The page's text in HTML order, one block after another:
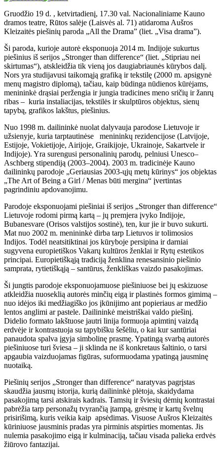
Gruodžio 19 d. , ketvirtadienį, 17.30 val. Nacionaliniame Kauno
dramos teatre, Rūtos salėje (Laisvės al. 71) atidaroma Aušros
Kleizaitės piešinių paroda „All the Drama” (liet. „Visa drama”).
Ši paroda, kurioje autorė eksponuoja 2014 m. Indijoje sukurtus
piešinius iš serijos „Stronger than difference“ (liet. „Stipriau nei
skirtumas“), atskleidžia tik vieną jos daugiabriaunės kūrybos dalį.
Nors yra studijavusi taikomąją grafiką ir tekstilę (2000 m. apsigynė
menų magistro diplomą), tačiau, kaip būdinga nūdienos kūrėjams,
menininkė drąsiai peržengia ir jungia tradicines meno sričių ir žanrų
ribas – kuria instaliacijas, tekstilės ir skulptūros objektus, sienų
tapybą, grafikos lakštus, piešinius.
Nuo 1998 m. dailininkė nuolat dalyvauja parodose Lietuvoje ir
užsienyje, kuria tarptautinėse menininkų rezidencijose (Latvijoje,
Estijoje, Vokietijoje, Airijoje, Graikijoje, Ukrainoje, Sakartvele ir
Indijoje). Yra surengusi personalinių parodų, pelniusi Unesco–
Aschberg stipendiją (2003–2004). 2003 m. tradicinėje Kauno
dailininkų parodoje „Geriausias 2003-ųjų metų kūrinys“ jos objektas
„The Art of Being a Girl / Menas būti mergina“ įvertintas
pagrindiniu apdovanojimu.
Parodoje eksponuojami piešiniai iš serijos „Stronger than difference“
Lietuvoje rodomi pirmą kartą – jų premjera įvyko Indijoje,
Bubanesvare (Orisos valstijos sostinė), ten, kur jie ir buvo sukurti.
Mat nuo 2002 m. menininkė dirba tarp Lietuvos ir tolimosios
Indijos. Todėl neatsitiktinai jos kūryboje persipina ir darniai
sugyvena europietiškos Vakarų kultūros ženklai ir Rytų estetikos
principai. Europietiškąją tradiciją ženklina renesansinio piešinio
samprata, rytietiškąją – santūrus, ženkliškas vaizdo pasakojimas.
Ši jungtis parodoje eksponuojamuose piešiniuose bei jų eskizuose
atkleidžia nuoseklią autorės minčių eigą ir plastinės formos gimimą –
nuo idėjos iki medžiagiško jos įkūnijimo ant popieriaus ar medžio
lentos anglimi ar pastele. Dailininkė meistriškai valdo piešinį.
Didelio formato lakštuose jautri linija formuoja apimtinį vaizdą
erdvėje ir kontrastuoja su tapybišku šešėliu, o kai kur santūriai
panaudota spalva įgyja simbolinę prasmę. Ypatingą svarbą autorės
piešiniuose turi šviesa – ji sklinda ne iš konkretaus šaltinio, o tarsi
apgaubia vaizduojamas figūras, suformuodama ypatingą jausminę
nuotaiką.
Piešinių serijos „Stronger than difference“ naratyvas pagrįstas
skaudžia jausmų istorija, kurią dailininkė plėtoja, skaidydama
pasakojimą tarsi atskirais kadrais. Tamsių ir šviesių dėmių kontrastai
pabrėžia tarp personažų tvyrančią įtampą, grėsmę ir kartų švelnų
prisirišimą, kuris veikia kaip apsėdimas. Visuose Aušros Kleizaitės
kūriniuose jausminis pradas yra pirminis atspirties momentas. Jis
nulemia pasakojimo eigą ir kulminaciją, tačiau visada palieka erdvės
žiūrovo fantazijai.